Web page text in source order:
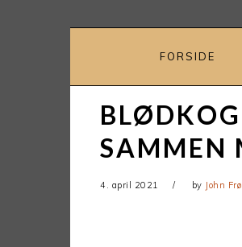
FORSIDE
SAMMEN
4. april 2021 by John